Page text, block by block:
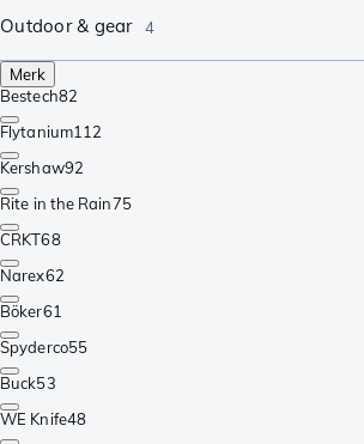
Outdoor & gear 4
Merk
Bestech82
Flytanium112
Kershaw92
Rite in the Rain75
CRKT68
Narex62
Böker61
Spyderco55
Buck53
WE Knife48